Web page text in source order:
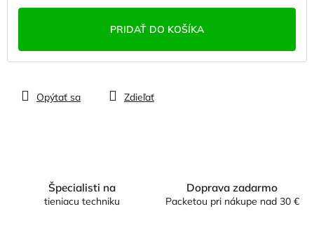
PRIDAŤ DO KOŠÍKA
Opýtať sa Zdieľať
Špecialisti na
tieniacu techniku
Doprava zadarmo
Packetou pri nákupe nad 30 €